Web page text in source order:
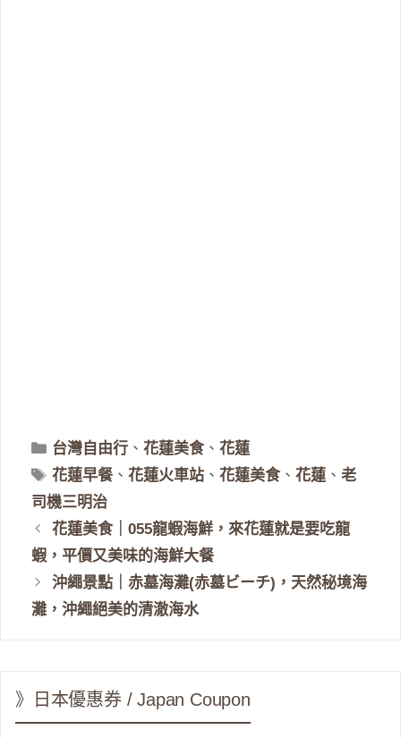
分
類
台灣自由行 、花蓮美食、花蓮
標
籤
花蓮早餐、花蓮火車站 、花蓮美食、花蓮 、老
司機三明治
花蓮美食｜055龍蝦海鮮，來花蓮就是要吃龍
蝦，平價又美味的海鮮大餐
沖繩景點｜赤墓海灘(赤墓ビーチ)，天然秘境海
灘，沖繩絕美的清澈海水
》日本優惠券 / Japan Coupon